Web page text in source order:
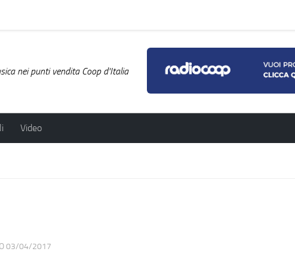
nei punti vendita Coop d'Italia
Video
03/04/2017